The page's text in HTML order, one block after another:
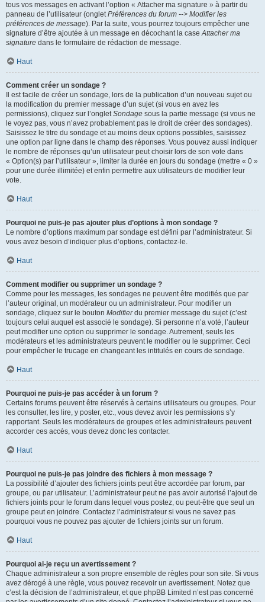
tous vos messages en activant l’option « Attacher ma signature » à partir du
panneau de l’utilisateur (ongletPréférences du forum --> Modifier les
préférences de message). Par la suite, vous pourrez toujours empêcher une
signature d’être ajoutée à un message en décochant la caseAttacher ma
signature dans le formulaire de rédaction de message.
Haut
Comment créer un sondage ?
Il est facile de créer un sondage, lors de la publication d’un nouveau sujet ou
la modification du premier message d’un sujet (si vous en avez les
permissions), cliquez sur l’ongletSondage sous la partie message (si vous ne
le voyez pas, vous n’avez probablement pas le droit de créer des sondages).
Saisissez le titre du sondage et au moins deux options possibles, saisissez
une option par ligne dans le champ des réponses. Vous pouvez aussi indiquer
le nombre de réponses qu’un utilisateur peut choisir lors de son vote dans
« Option(s) par l’utilisateur », limiter la durée en jours du sondage (mettre « 0 »
pour une durée illimitée) et enfin permettre aux utilisateurs de modifier leur
vote.
Haut
Pourquoi ne puis-je pas ajouter plus d’options à mon sondage ?
Le nombre d’options maximum par sondage est défini par l’administrateur. Si
vous avez besoin d’indiquer plus d’options, contactez-le.
Haut
Comment modifier ou supprimer un sondage ?
Comme pour les messages, les sondages ne peuvent être modifiés que par
l’auteur original, un modérateur ou un administrateur. Pour modifier un
sondage, cliquez sur le bouton Modifierdu premier message du sujet (c’est
toujours celui auquel est associé le sondage). Si personne n’a voté, l’auteur
peut modifier une option ou supprimer le sondage. Autrement, seuls les
modérateurs et les administrateurs peuvent le modifier ou le supprimer. Ceci
pour empêcher le trucage en changeant les intitulés en cours de sondage.
Haut
Pourquoi ne puis-je pas accéder à un forum ?
Certains forums peuvent être réservés à certains utilisateurs ou groupes. Pour
les consulter, les lire, y poster, etc., vous devez avoir les permissions s’y
rapportant. Seuls les modérateurs de groupes et les administrateurs peuvent
accorder ces accès, vous devez donc les contacter.
Haut
Pourquoi ne puis-je pas joindre des fichiers à mon message ?
La possibilité d’ajouter des fichiers joints peut être accordée par forum, par
groupe, ou par utilisateur. L’administrateur peut ne pas avoir autorisé l’ajout de
fichiers joints pour le forum dans lequel vous postez, ou peut-être que seul un
groupe peut en joindre. Contactez l’administrateur si vous ne savez pas
pourquoi vous ne pouvez pas ajouter de fichiers joints sur un forum.
Haut
Pourquoi ai-je reçu un avertissement ?
Chaque administrateur a son propre ensemble de règles pour son site. Si vous
avez dérogé à une règle, vous pouvez recevoir un avertissement. Notez que
c’est la décision de l’administrateur, et que phpBB Limited n’est pas concerné